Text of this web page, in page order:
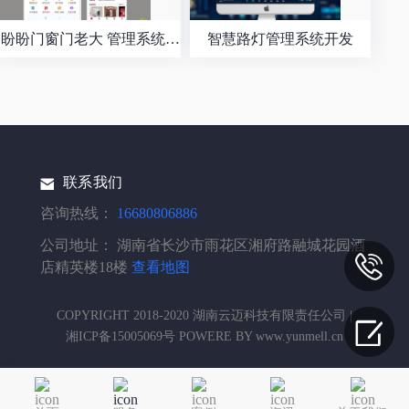
盼盼门窗门老大 管理系统开 智慧路灯管理系统开发
联系我们
咨询热线：
16680806886
公司地址：
湖南省长沙市雨花区湘府路融城花园酒
店精英楼18楼 查看地图
COPYRIGHT 2018-2020 湖南云迈科技有限责任公司 |
湘ICP备15005069号 POWERE BY www.yunmell.cn